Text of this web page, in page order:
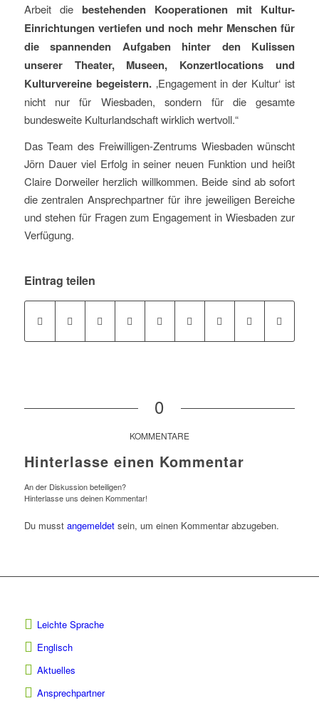
Arbeit die bestehenden Kooperationen mit Kultur-
Einrichtungen vertiefen und noch mehr Menschen für
die spannenden Aufgaben hinter den Kulissen
unserer Theater, Museen, Konzertlocations und
Kulturvereine begeistern.‚Engagement in der Kultur‘ ist
nicht nur für Wiesbaden, sondern für die gesamte
bundesweite Kulturlandschaft wirklich wertvoll.“
Das Team des Freiwilligen-Zentrums Wiesbaden wünscht
Jörn Dauer viel Erfolg in seiner neuen Funktion und heißt
Claire Dorweiler herzlich willkommen. Beide sind ab sofort
die zentralen Ansprechpartner für ihre jeweiligen Bereiche
und stehen für Fragen zum Engagement in Wiesbaden zur
Verfügung.
Eintrag teilen
0
KOMMENTARE
Hinterlasse einen Kommentar
An der Diskussion beteiligen?
Hinterlasse uns deinen Kommentar!
Du musst angemeldetsein, um einen Kommentar abzugeben.
Leichte Sprache
Englisch
Aktuelles
Ansprechpartner